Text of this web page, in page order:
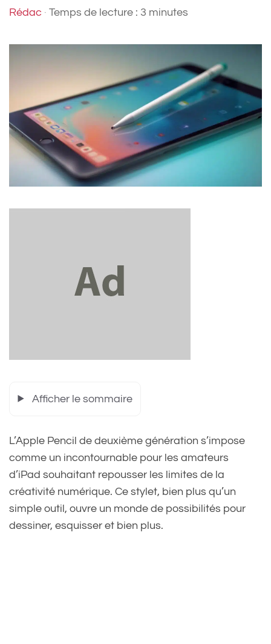
Rédac · Temps de lecture : 3 minutes
Afficher le sommaire
L’Apple Pencil de deuxième génération s’impose
comme un incontournable pour les amateurs
d’iPad souhaitant repousser les limites de la
créativité numérique. Ce stylet, bien plus qu’un
simple outil, ouvre un monde de possibilités pour
dessiner, esquisser et bien plus.